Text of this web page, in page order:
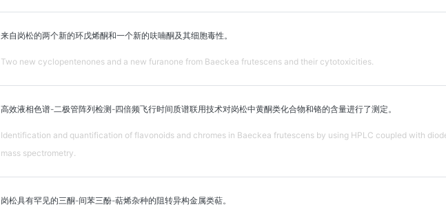
来自岗松的两个新的环戊烯酮和一个新的呋喃酮及其细胞毒性。
Two new cyclopentenones and a new furanone from Baeckea frutescens and their cytotoxicities.
高效液相色谱-二极管阵列检测-四倍频飞行时间质谱联用技术对岗松中黄酮类化合物和铬的含量进行了测定。
Identification and quantification of flavonoids and chromes in Baeckea frutescens by using HPLC coupled with
mass spectrometry.
岗松具有罕见的三酮-间苯三酚-萜烯杂种的阻转异构金属类萜。